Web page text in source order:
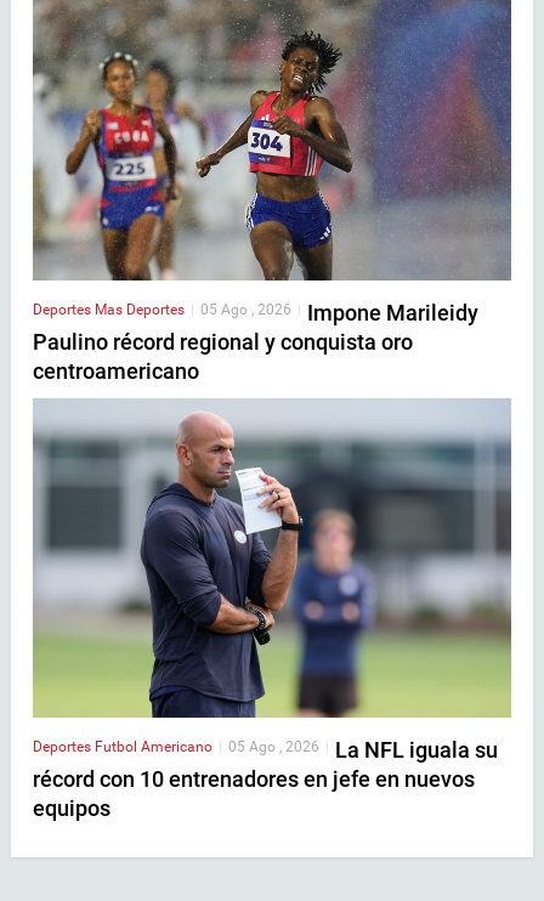
Deportes Mas Deportes | 05 Ago , 2026 | Impone Marileidy
Paulino récord regional y conquista oro
centroamericano
Deportes Futbol Americano | 05 Ago , 2026 | La NFL iguala su
récord con 10 entrenadores en jefe en nuevos
equipos